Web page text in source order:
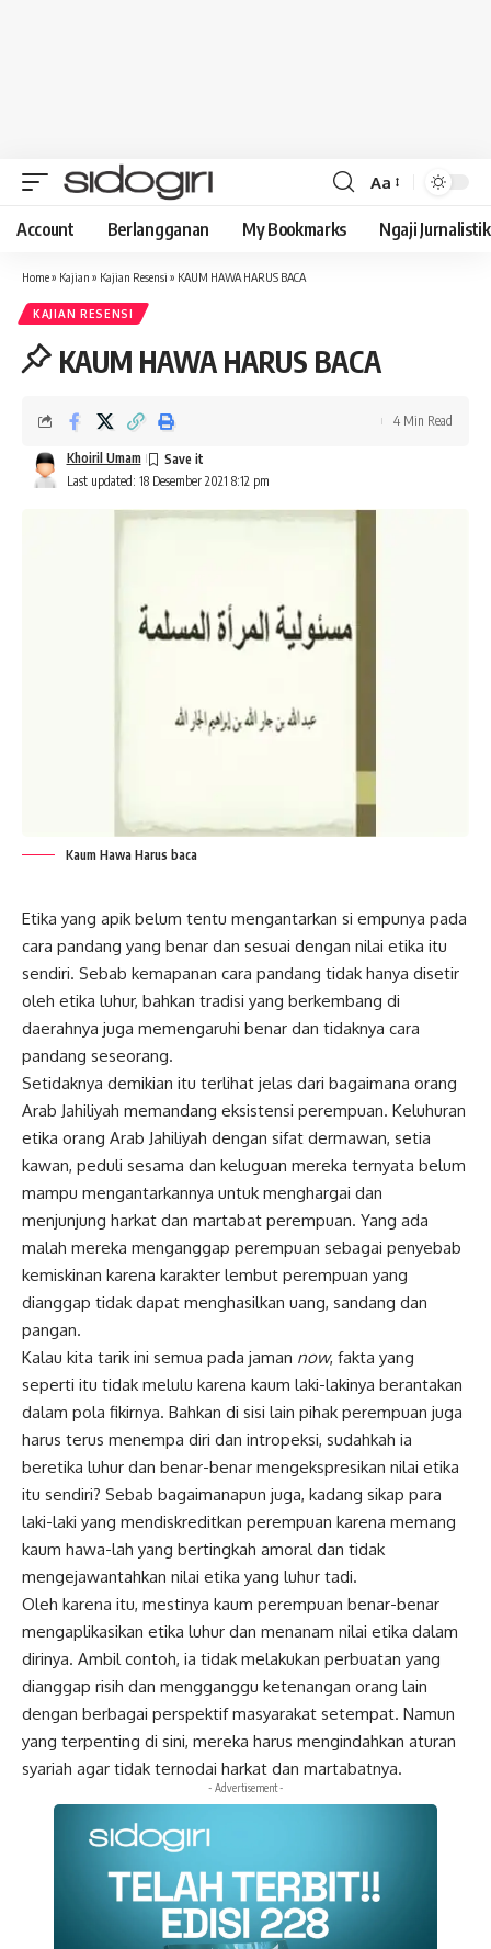
Font
Resizer
Aa
Account Berlangganan My Bookmarks Ngaji Jurnalistik
Home» Kajian » Kajian Resensi » KAUM HAWA HARUS BACA
KAJIAN RESENSI
KAUM HAWA HARUS BACA
Last updated: 18 Desember 2021 8:12 pm
Khoiril Umam
4 Min Read
Kaum Hawa Harus baca
Etika yang apik belum tentu mengantarkan si empunya pada
cara pandang yang benar dan sesuai dengan nilai etika itu
sendiri. Sebab kemapanan cara pandang tidak hanya disetir
oleh etika luhur, bahkan tradisi yang berkembang di
daerahnya juga memengaruhi benar dan tidaknya cara
pandang seseorang.
Setidaknya demikian itu terlihat jelas dari bagaimana orang
Arab Jahiliyah memandang eksistensi perempuan. Keluhuran
etika orang Arab Jahiliyah dengan sifat dermawan, setia
kawan, peduli sesama dan keluguan mereka ternyata belum
mampu mengantarkannya untuk menghargai dan
menjunjung harkat dan martabat perempuan. Yang ada
malah mereka menganggap perempuan sebagai penyebab
kemiskinan karena karakter lembut perempuan yang
dianggap tidak dapat menghasilkan uang, sandang dan
pangan.
Kalau kita tarik ini semua pada jaman now, fakta yang
seperti itu tidak melulu karena kaum laki-lakinya berantakan
dalam pola fikirnya. Bahkan di sisi lain pihak perempuan juga
harus terus menempa diri dan intropeksi, sudahkah ia
beretika luhur dan benar-benar mengekspresikan nilai etika
itu sendiri? Sebab bagaimanapun juga, kadang sikap para
laki-laki yang mendiskreditkan perempuan karena memang
kaum hawa-lah yang bertingkah amoral dan tidak
mengejawantahkan nilai etika yang luhur tadi.
Oleh karena itu, mestinya kaum perempuan benar-benar
mengaplikasikan etika luhur dan menanam nilai etika dalam
dirinya. Ambil contoh, ia tidak melakukan perbuatan yang
dianggap risih dan mengganggu ketenangan orang lain
dengan berbagai perspektif masyarakat setempat. Namun
yang terpenting di sini, mereka harus mengindahkan aturan
syariah agar tidak ternodai harkat dan martabatnya.
- Advertisement -